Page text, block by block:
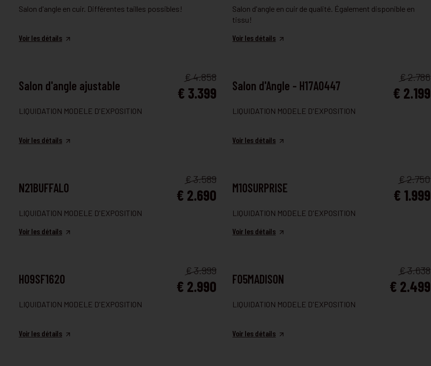
Salon d'angle en cuir. Différentes tailles possibles!
Voir les détails
Salon d'angle en cuir de qualité. Également disponible en
tissu!
Voir les détails
Salon d'angle ajustable
€ 4.858
€ 3.399
LIQUIDATION MODELE D'EXPOSITION
Voir les détails
Salon d'Angle - H17A0447
€ 2.786
€ 2.199
LIQUIDATION MODELE D'EXPOSITION
Voir les détails
N21BUFFALO
€ 3.589
€ 2.690
LIQUIDATION MODELE D'EXPOSITION
Voir les détails
M10SURPRISE
€ 2.750
€ 1.999
LIQUIDATION MODELE D'EXPOSITION
Voir les détails
H09SF1620
€ 3.999
€ 2.990
LIQUIDATION MODELE D'EXPOSITION
Voir les détails
F05MADISON
€ 3.638
€ 2.499
LIQUIDATION MODELE D'EXPOSITION
Voir les détails